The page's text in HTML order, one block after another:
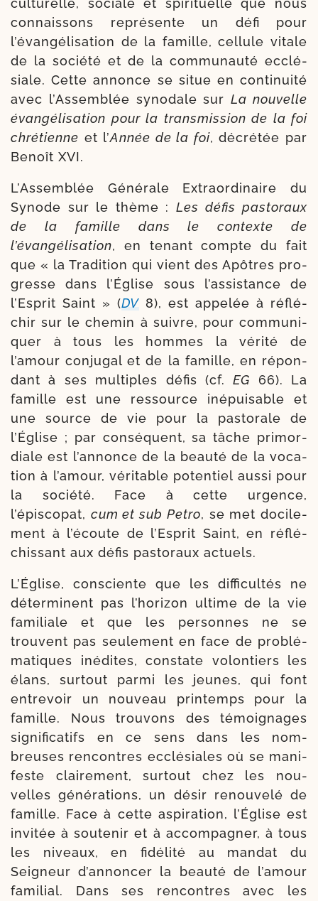
cultu­relle, sociale et spi­ri­tuelle que nous
connais­sons repré­sente un défi pour
l’évangélisation de la famille, cel­lule vitale
de la socié­té et de la com­mu­nau­té ecclé­
siale. Cette annonce se situe en conti­nui­té
avec l’Assemblée syno­dale surLa nou­velle
évan­gé­li­sa­tion pour la trans­mis­sion de la foi
chré­tienne et l’Année de la foi, décré­tée par
Benoît XVI.
L’Assemblée Générale Extraordinaire du
Synode sur le thème : Les défis pas­to­raux
de la famille dans le contexte de
l’évangélisation, en tenant compte du fait
que « la Tradition qui vient des Apôtres pro­
gresse dans l’Église sous l’assistance de
l’Esprit Saint » (DV 8), est appe­lée à réflé­
chir sur le che­min à suivre, pour com­mu­ni­
quer à tous les hommes la véri­té de
l’amour conju­gal et de la famille, en répon­
dant à ses mul­tiples défis (cf.EG 66). La
famille est une res­source inépui­sable et
une source de vie pour la pas­to­rale de
l’Église ; par consé­quent, sa tâche pri­mor­
diale est l’annonce de la beau­té de la voca­
tion à l’amour, véri­table poten­tiel aus­si pour
la socié­té. Face à cette urgence,
l’épiscopat, cum et sub Petro, se met doci­le­
ment à l’écoute de l’Esprit Saint, en réflé­
chis­sant aux défis pas­to­raux actuels.
L’Église, consciente que les dif­fi­cul­tés ne
déter­minent pas l’horizon ultime de la vie
fami­liale et que les per­sonnes ne se
trouvent pas seule­ment en face de pro­blé­
ma­tiques inédites, constate volon­tiers les
élans, sur­tout par­mi les jeunes, qui font
entre­voir un nou­veau prin­temps pour la
famille. Nous trou­vons des témoi­gnages
signi­fi­ca­tifs en ce sens dans les nom­
breuses ren­contres ecclé­siales où se mani­
feste clai­re­ment, sur­tout chez les nou­
velles géné­ra­tions, un désir renou­ve­lé de
famille. Face à cette aspi­ra­tion, l’Église est
invi­tée à sou­te­nir et à accom­pa­gner, à tous
les niveaux, en fidé­li­té au man­dat du
Seigneur d’annoncer la beau­té de l’amour
fami­lial. Dans ses ren­contres avec les